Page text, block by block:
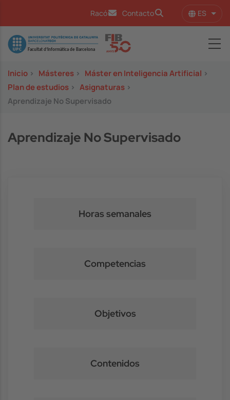
Racó Contacto ES
Image
Inicio > Másteres > Máster en Inteligencia Artificial >
Plan de estudios > Asignaturas >
Aprendizaje No Supervisado
Aprendizaje No Supervisado
Horas semanales
Competencias
Objetivos
Contenidos